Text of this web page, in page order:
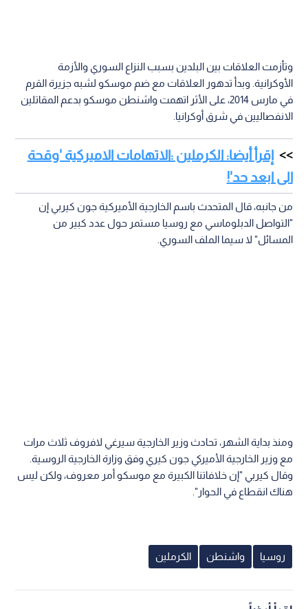
وتأزمت العلاقات بين البلدين بسبب النزاع السوري والأزمة
الأوكرانية. وبدأ تدهور العلاقات مع ضم موسكو لشبه جزيرة القرم
في مارس 2014، على الأثر اتهمت واشنطن موسكو بدعم المقاتلين
الانفصاليين في شرق أوكرانيا.
إقرأ أيضا: الكرملين :الاتهامات الاميركية 'وقحة
الى ابعد حد'!
من جانبه، قال المتحدث باسم الخارجية الأميركية جون كيربي إن
"التواصل الدبلوماسي مع روسيا مستمر حول عدد كبير من
المسائل" لا سيما الملف السوري.
ومنذ بداية الشهر، تحادث وزير الخارجية سيرغي لافروف ثلاث مرات
مع وزير الخارجية الأميركي جون كيري وفق وزارة الخارجية الروسية.
وقال كيربي "إن خلافاتنا الكبيرة مع موسكو أمر معروف، ولكن ليس
هناك انقطاع في الحوار".
روسيا واشنطن الكرملين